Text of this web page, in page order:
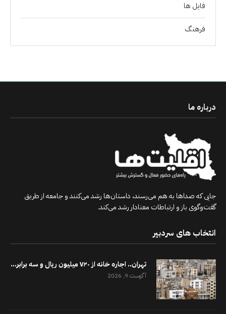
فايل ها
فرهنگ
درباره ما
جایی که صداها به هم می‌رسند، داستان‌ها رشد می‌کنند و جامعه از طریق
گفت‌وگوی باز و ارتباطات معنادار رشد می‌کند.
انتخاب های سردبیر
تهران.. اجاره خانه از ۷۲۰ میلیون ریال و سه برابر...
آگوست 9, 2026